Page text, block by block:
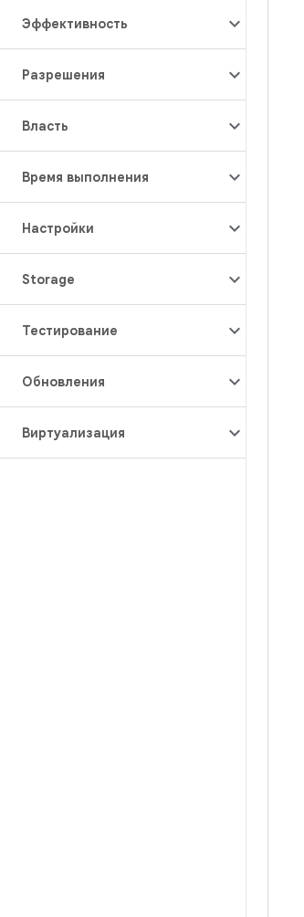
Эффективность
Разрешения
Власть
Время выполнения
Настройки
Storage
Тестирование
Обновления
Виртуализация